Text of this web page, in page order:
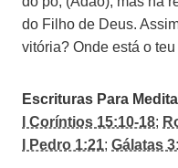
do Filho de Deus.
vitória? Onde está o
Escrituras Para
I Coríntios 15:10-18;
I Pedro 1:21; Gálatas